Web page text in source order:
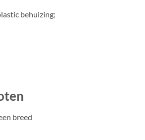
behuizing;
breed